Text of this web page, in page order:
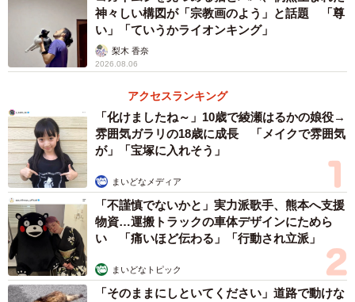
大研究室から再び注目を集めている。
昔の先生の旧蔵書を整理していたところ、「ブルーチッ
プ」なるものが出て来ました。これなんだろう？
pic.twitter.com/Y5rGMa4ZRR
— 東大中国思想文化学研究室の住人 (@UTokyo_chutetsu)
November 27, 2025
神々しい構図が「宗教画のよう」と話題 「尊
い」「ていうかライオンキング」
梨木 香奈
2026.08.06
アクセスランキング
「化けましたね～」10歳で綾瀬はるかの娘役→
雰囲気ガラリの18歳に成長 「メイクで雰囲気
が」「宝塚に入れそう」
まいどなメディア
「不謹慎でないかと」実力派歌手、熊本へ支援
物資…運搬トラックの車体デザインにためら
い 「痛いほど伝わる」「行動され立派」
まいどなトピック
「そのままにしといてください」道路で動けな